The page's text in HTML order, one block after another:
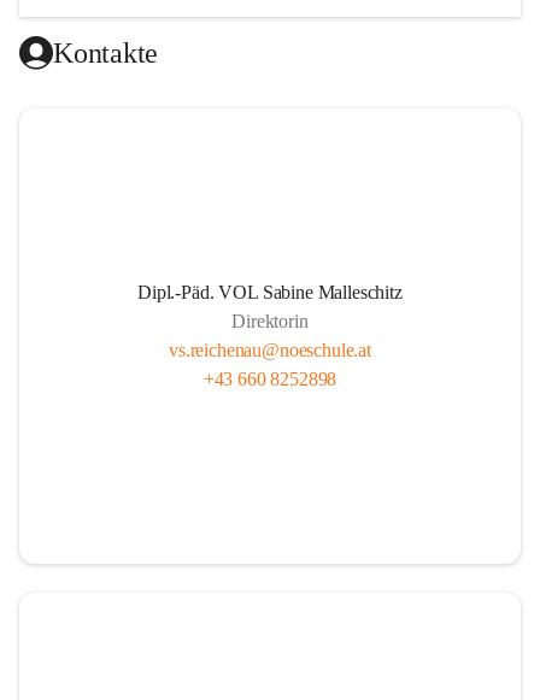
Kontakte
Dipl.-Päd. VOL Sabine Malleschitz
Direktorin
vs.reichenau@noeschule.at
+43 660 8252898